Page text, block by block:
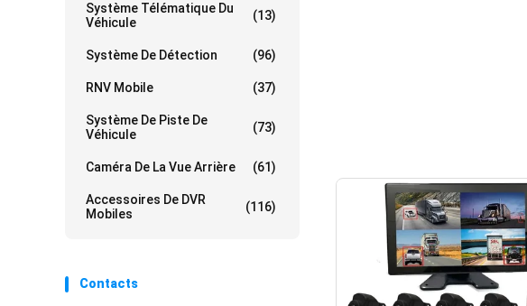
Système Télématique Du
Véhicule
(13)
Système De Détection (96)
RNV Mobile (37)
Système De Piste De
Véhicule
(73)
Caméra De La Vue Arrière (61)
Accessoires De DVR
Mobiles
(116)
Contacts